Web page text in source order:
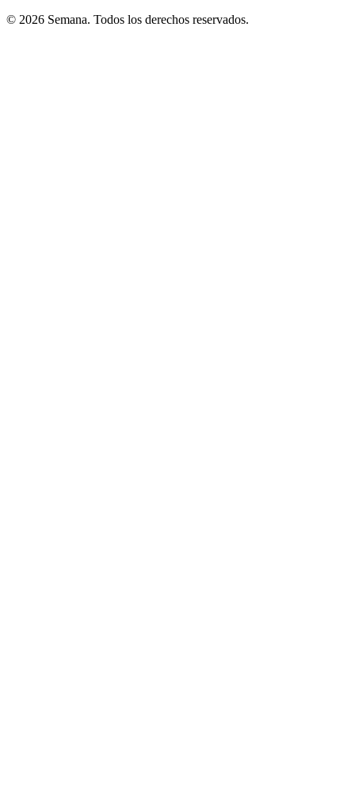
© 2026 Semana. Todos los derechos reservados.